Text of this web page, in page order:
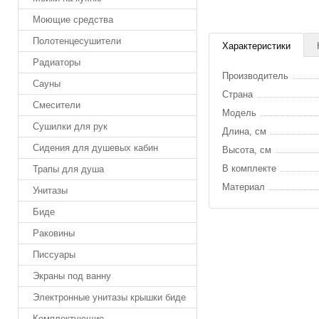
Моющие средства
Полотенцесушители
Радиаторы
Сауны
Смесители
Сушилки для рук
Сидения для душевых кабин
Трапы для душа
Унитазы
Биде
Раковины
Писсуары
Экраны под ванну
Электронные унитазы крышки биде
Характеристики
Производитель
Страна
Модель
Длина, см
Высота, см
В комплекте
Материал